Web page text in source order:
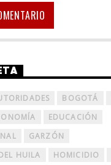
BOGOTÁ
EDUCACIÓN
GARZÓN
HUILA
HOMICIDIO